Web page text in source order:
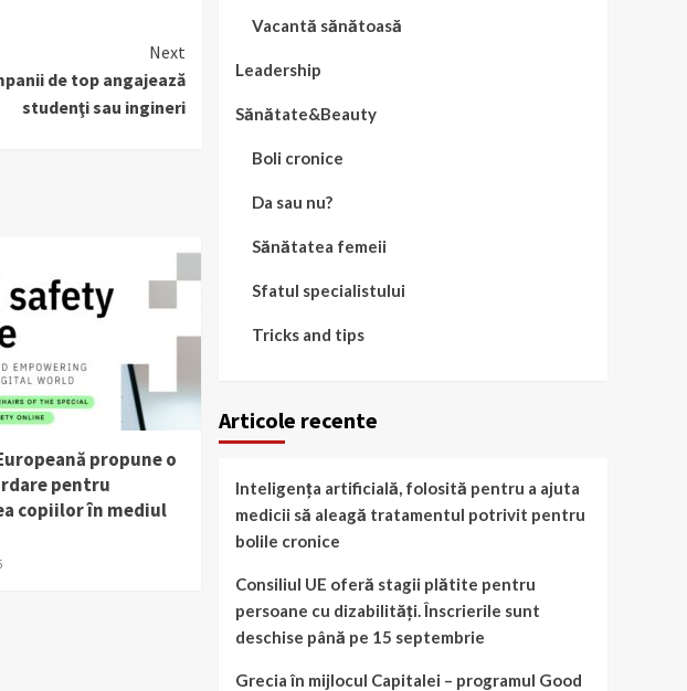
Next
de top angajează
studenţi sau ingineri
propune o
pentru
copiilor în mediul
Vacantă sănătoasă
Leadership
Sănătate&Beauty
Boli cronice
Da sau nu?
Sănătatea femeii
Sfatul specialistului
Tricks and tips
Articole recente
Inteligența artificială, folosită pentru a ajuta
medicii să aleagă tratamentul potrivit pentru
bolile cronice
Consiliul UE oferă stagii plătite pentru
persoane cu dizabilități. Înscrierile sunt
deschise până pe 15 septembrie
Grecia în mijlocul Capitalei – programul Good